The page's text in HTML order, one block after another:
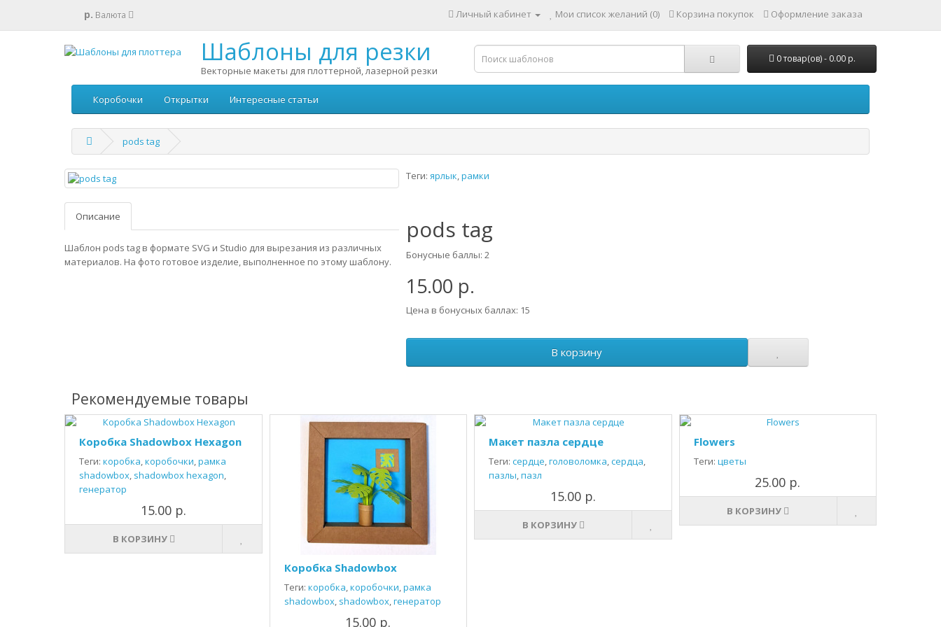
р. Валюта Личный кабинет Мои список желаний (0) Корзина покупок Оформление заказа
Шаблоны для резки
Векторные макеты для плоттерной, лазерной резки
0 товар(ов) - 0.00 р.
Коробочки Открытки Интересные статьи
pods tag
Описание
Шаблон pods tag в формате SVG и Studio для вырезания из различных
материалов. На фото готовое изделие, выполненное по этому шаблону.
Теги: ярлык,рамки
pods tag
Бонусные баллы: 2
15.00 р.
Цена в бонусных баллах: 15
В корзину
Рекомендуемые товары
Коробка Shadowbox Hexagon
Теги: коробка,коробочки,рамка
shadowbox, shadowbox hexagon,
генератор
15.00 р.
В КОРЗИНУ
Коробка Shadowbox
Теги: коробка,коробочки,рамка
shadowbox, shadowbox,генератор
15.00 р.
Макет пазла сердце
Теги: сердце,головоломка,сердца,
пазлы,пазл
15.00 р.
В КОРЗИНУ
Flowers
Теги: цветы
25.00 р.
В КОРЗИНУ